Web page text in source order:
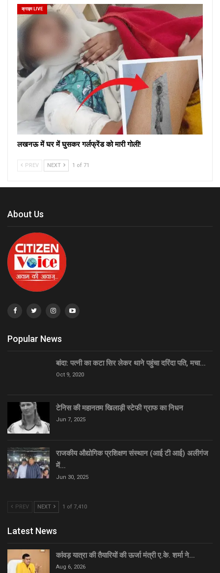
क्राइम LIVE
लखनऊ में घर में घुसकर गर्लफ्रेंड को मारी गोली!
PREV NEXT 1 of 71
About Us
Popular News
बांदा: पत्नी का कटा सिर लेकर थाने पहुंचा दरिंदा पति, मचा…
Oct 9, 2020
टेनिस की महानतम खिलाड़ी स्टेफी ग्राफ का निधन
Jun 7, 2025
राजकीय औद्योगिक प्रशिक्षण संस्थान (आई टी आई) अलीगंज
में…
Jun 30, 2025
PREV NEXT 1 of 7,410
Latest News
कांवड़ यात्रा की तैयारियों की ऊर्जा मंत्री ए.के. शर्मा ने…
Aug 6, 2026